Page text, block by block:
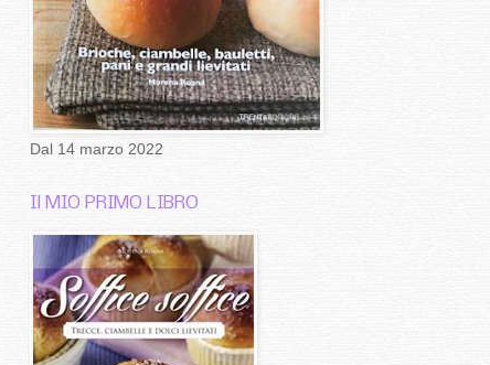
Dal 14 marzo 2022
Il MIO PRIMO LIBRO